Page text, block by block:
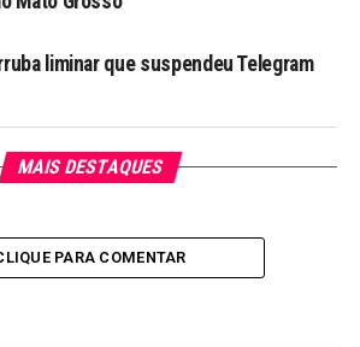
liminar que suspendeu Telegram
MAIS DESTAQUES
PARA COMENTAR